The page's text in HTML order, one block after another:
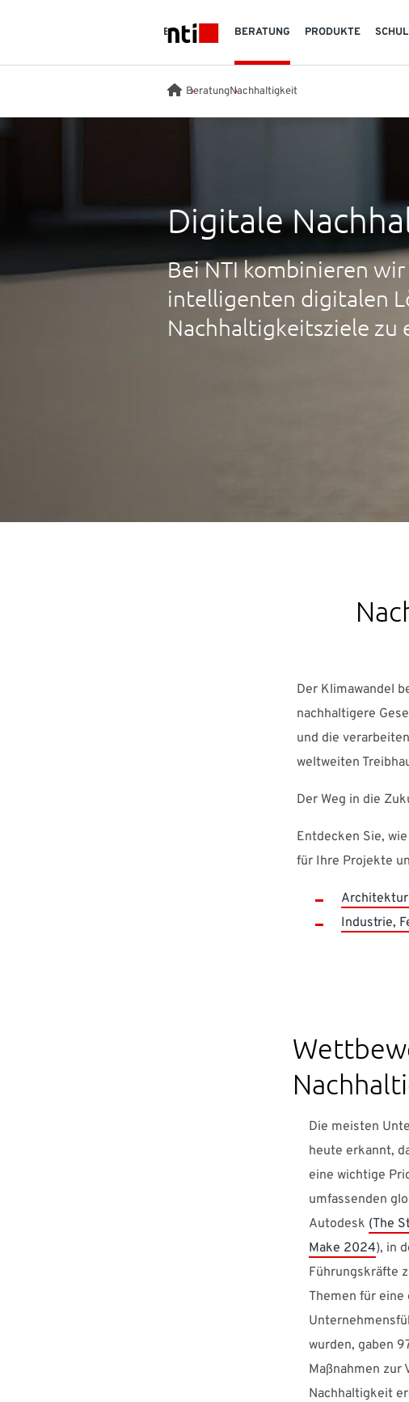
NTI logo
BRANCHEN BERATUNG PRODUKTE
BeratungNachhaltigkeit
Digitale
Bei NTI kombinieren
intelligenten digitalen
Nachhaltigkeitsziele zu
Der Klimawandel
nachhaltigere
und die
weltweiten
Der Weg in die
Entdecken Sie,
für Ihre Projekte
Architektur
Industrie,
Die meisten
heute erkannt,
eine wichtige
umfassenden
Autodesk (The
Make 2024), in
Führungskräfte
Themen für eine
wurden, gaben
Maßnahmen zur
Nachhaltigkeit